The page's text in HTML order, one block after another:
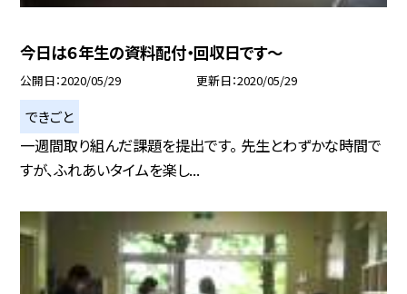
今日は６年生の資料配付・回収日です〜
公開日 2020/05/29 更新日 2020/05/29
できごと
一週間取り組んだ課題を提出です。 先生とわずかな時間で
すが、ふれあいタイムを楽し...